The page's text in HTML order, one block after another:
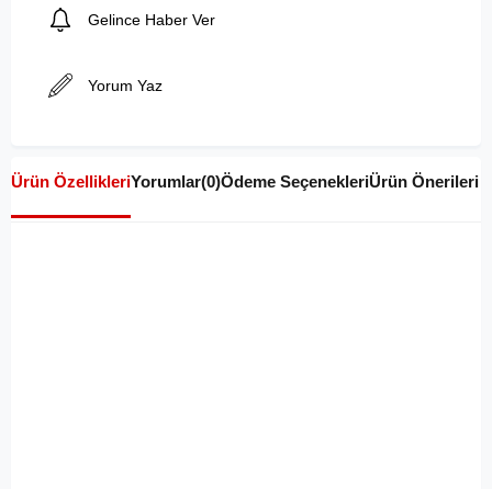
Gelince Haber Ver
Yorum Yaz
Ürün ÖzellikleriYorumlar(0)Ödeme SeçenekleriÜrün Önerileri